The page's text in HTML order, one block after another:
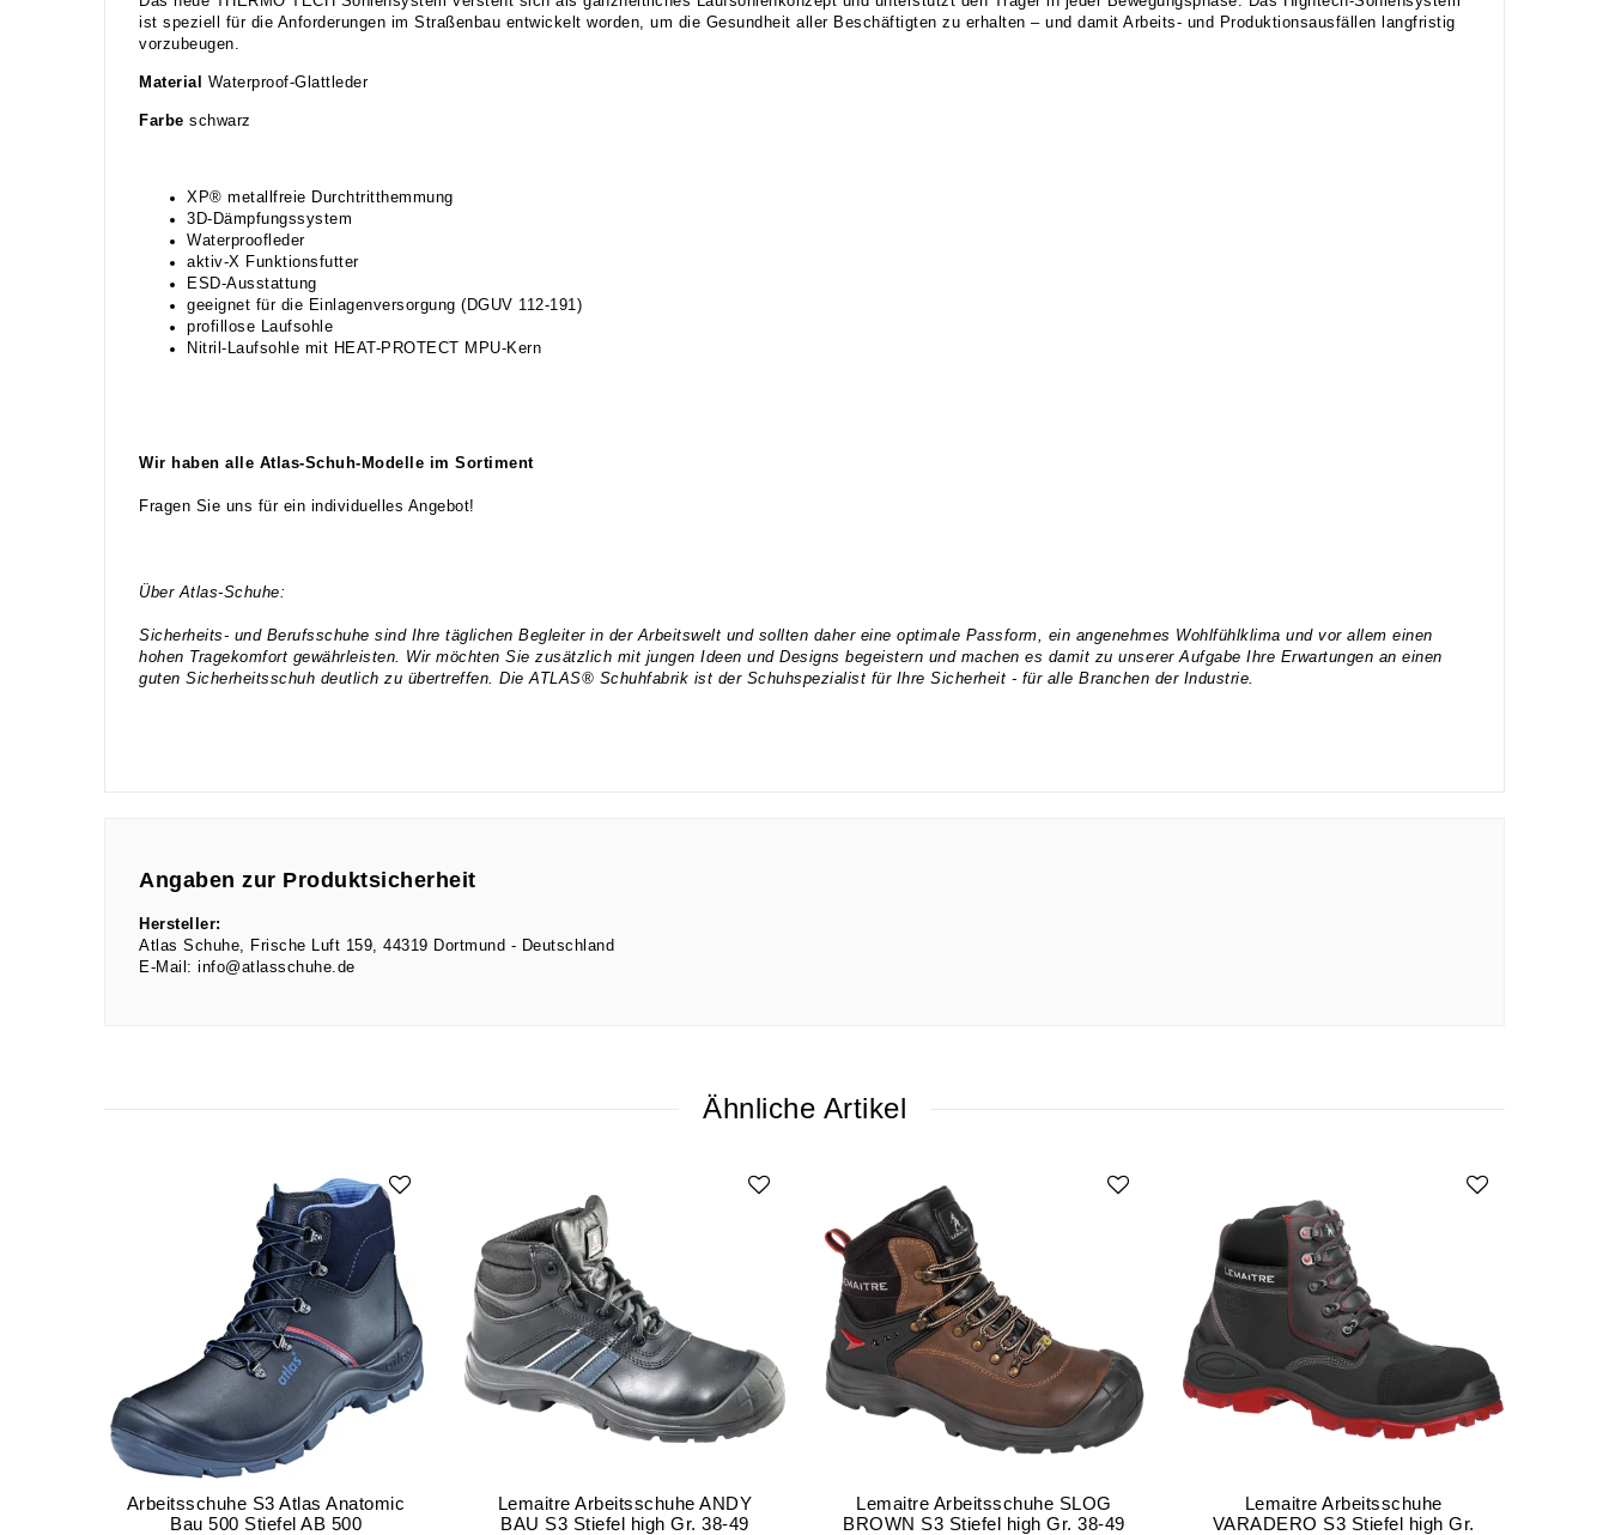
ist speziell für die Anforderungen im Straßenbau entwickelt worden, um die Gesundheit aller Beschäftigten zu erhalten – und damit Arbeits- und Produktionsausfällen langfristig
vorzubeugen.
Material Waterproof-Glattleder
Farbe schwarz
XP® metallfreie Durchtritthemmung
3D-Dämpfungssystem
Waterproofleder
aktiv-X Funktionsfutter
ESD-Ausstattung
geeignet für die Einlagenversorgung (DGUV 112-191)
profillose Laufsohle
Nitril-Laufsohle mit HEAT-PROTECT MPU-Kern
Wir haben alle Atlas-Schuh-Modelle im Sortiment
Fragen Sie uns für ein individuelles Angebot!
Über Atlas-Schuhe:
Sicherheits- und Berufsschuhe sind Ihre täglichen Begleiter in der Arbeitswelt und sollten daher eine optimale Passform, ein angenehmes Wohlfühlklima und vor allem einen
hohen Tragekomfort gewährleisten. Wir möchten Sie zusätzlich mit jungen Ideen und Designs begeistern und machen es damit zu unserer Aufgabe Ihre Erwartungen an einen
guten Sicherheitsschuh deutlich zu übertreffen. Die ATLAS® Schuhfabrik ist der Schuhspezialist für Ihre Sicherheit - für alle Branchen der Industrie.
Angaben zur Produktsicherheit
Hersteller:
Atlas Schuhe
Frische Luft 159 44319 Dortmund
Deutschland
E-Mail: info@atlasschuhe.de
Ähnliche Artikel
Arbeitsschuhe S3 Atlas Anatomic
Bau 500 Stiefel AB 500
Lemaitre Arbeitsschuhe ANDY
BAU S3 Stiefel high Gr. 38-49
Lemaitre Arbeitsschuhe SLOG
BROWN S3 Stiefel high Gr. 38-49
Lemaitre Arbeitsschuhe
VARADERO S3 Stiefel high Gr.